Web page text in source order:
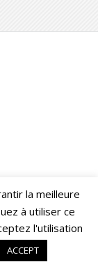
Back to Top ↑
la meilleure
à utiliser ce
l'utilisation
ACCEPT